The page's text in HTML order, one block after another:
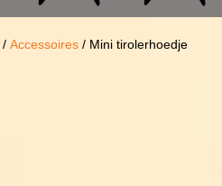
/ Accessoires / Mini tirolerhoedje